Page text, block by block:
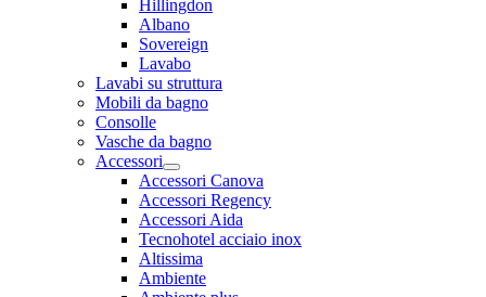
Hillingdon
Albano
Sovereign
Lavabo
Lavabi su struttura
Mobili da bagno
Consolle
Vasche da bagno
Accessori
Accessori Canova
Accessori Regency
Accessori Aida
Tecnohotel acciaio inox
Altissima
Ambiente